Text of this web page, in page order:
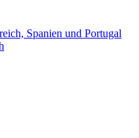
Spanien und Portugal